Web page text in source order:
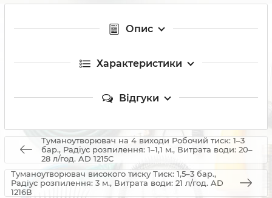
Опис
Характеристики
Відгуки
Туманоутворювач на 4 виходи Робочий тиск: 1–3
бар., Радіус розпилення: 1–1,1 м., Витрата води: 20–
28 л/год. AD 1215C
Туманоутворювач високого тиску Тиск: 1,5–3 бар.,
Радіус розпилення: 3 м., Витрата води: 21 л/год. AD
1216В